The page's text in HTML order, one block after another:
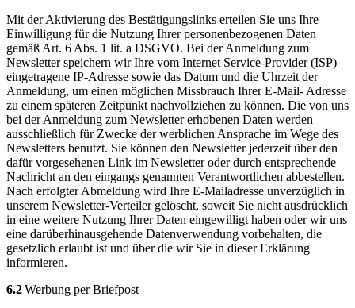
Mit der Aktivierung des Bestätigungslinks erteilen Sie uns Ihre
Einwilligung für die Nutzung Ihrer personenbezogenen Daten
gemäß Art. 6 Abs. 1 lit. a DSGVO. Bei der Anmeldung zum
Newsletter speichern wir Ihre vom Internet Service-Provider (ISP)
eingetragene IP-Adresse sowie das Datum und die Uhrzeit der
Anmeldung, um einen möglichen Missbrauch Ihrer E-Mail- Adresse
zu einem späteren Zeitpunkt nachvollziehen zu können. Die von uns
bei der Anmeldung zum Newsletter erhobenen Daten werden
ausschließlich für Zwecke der werblichen Ansprache im Wege des
Newsletters benutzt. Sie können den Newsletter jederzeit über den
dafür vorgesehenen Link im Newsletter oder durch entsprechende
Nachricht an den eingangs genannten Verantwortlichen abbestellen.
Nach erfolgter Abmeldung wird Ihre E-Mailadresse unverzüglich in
unserem Newsletter-Verteiler gelöscht, soweit Sie nicht ausdrücklich
in eine weitere Nutzung Ihrer Daten eingewilligt haben oder wir uns
eine darüberhinausgehende Datenverwendung vorbehalten, die
gesetzlich erlaubt ist und über die wir Sie in dieser Erklärung
informieren.
6.2Werbung per Briefpost